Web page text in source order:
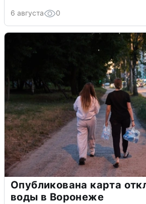
6 августа 0
Опубликована карта
воды в Воронеже